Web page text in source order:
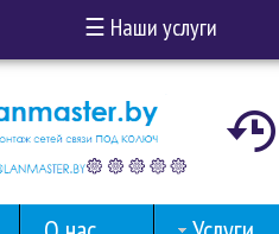
☰ Наши услуги